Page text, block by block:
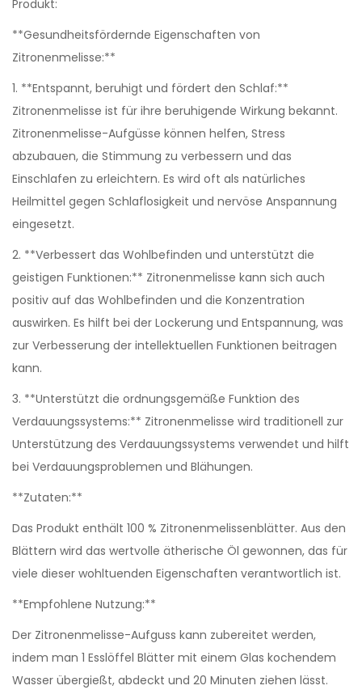
Produkt:
**Gesundheitsfördernde Eigenschaften von
Zitronenmelisse:**
1. **Entspannt, beruhigt und fördert den Schlaf:**
Zitronenmelisse ist für ihre beruhigende Wirkung bekannt.
Zitronenmelisse-Aufgüsse können helfen, Stress
abzubauen, die Stimmung zu verbessern und das
Einschlafen zu erleichtern. Es wird oft als natürliches
Heilmittel gegen Schlaflosigkeit und nervöse Anspannung
eingesetzt.
2. **Verbessert das Wohlbefinden und unterstützt die
geistigen Funktionen:** Zitronenmelisse kann sich auch
positiv auf das Wohlbefinden und die Konzentration
auswirken. Es hilft bei der Lockerung und Entspannung, was
zur Verbesserung der intellektuellen Funktionen beitragen
kann.
3. **Unterstützt die ordnungsgemäße Funktion des
Verdauungssystems:** Zitronenmelisse wird traditionell zur
Unterstützung des Verdauungssystems verwendet und hilft
bei Verdauungsproblemen und Blähungen.
**Zutaten:**
Das Produkt enthält 100 % Zitronenmelissenblätter. Aus den
Blättern wird das wertvolle ätherische Öl gewonnen, das für
viele dieser wohltuenden Eigenschaften verantwortlich ist.
**Empfohlene Nutzung:**
Der Zitronenmelisse-Aufguss kann zubereitet werden,
indem man 1 Esslöffel Blätter mit einem Glas kochendem
Wasser übergießt, abdeckt und 20 Minuten ziehen lässt.